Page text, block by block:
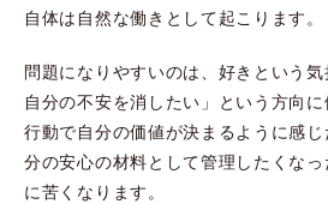
自体は自然な働きとして起こります。
問題になりやすいのは、好きという
自分の不安を消したい」という方向
行動で自分の価値が決まるように感
分の安心の材料として管理したくな
に苦くなります。